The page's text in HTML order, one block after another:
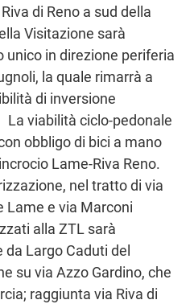
di Reno a sud della
Visitazione sarà
unico in direzione periferia
la quale rimarrà a
di inversione
La viabilità ciclo-pedonale
obbligo di bici a mano
Lame-Riva Reno.
nel tratto di via
Lame e via Marconi
alla ZTL sarà
Largo Caduti del
su via Azzo Gardino, che
raggiunta via Riva di